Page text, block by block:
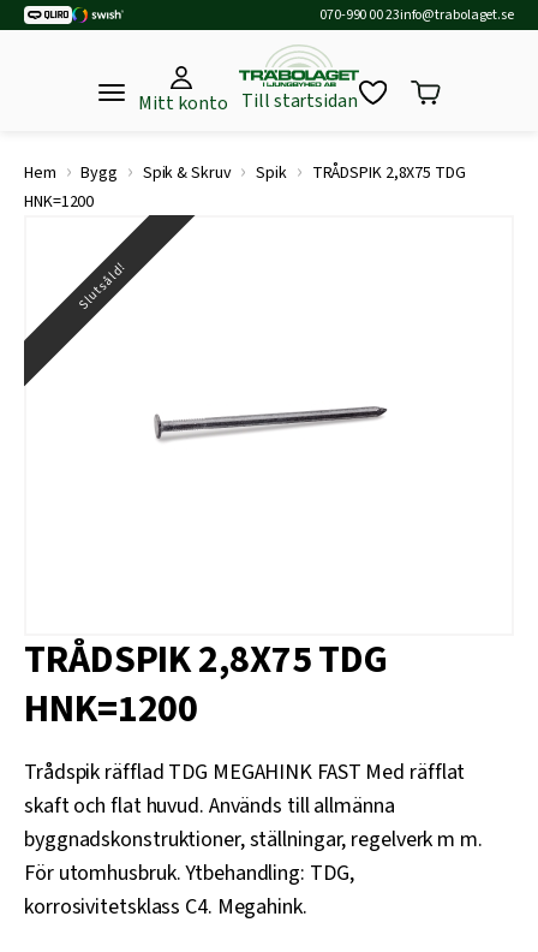
070-990 00 23info@trabolaget.se
Mitt konto Till startsidan
Hem › Bygg › Spik & Skruv › Spik › TRÅDSPIK 2,8X75 TDG
HNK=1200
Slutsåld!
TRÅDSPIK 2,8X75 TDG
HNK=1200
Trådspik räfflad TDG MEGAHINK FAST Med räfflat
skaft och flat huvud. Används till allmänna
byggnadskonstruktioner, ställningar, regelverk m m.
För utomhusbruk. Ytbehandling: TDG,
korrosivitetsklass C4. Megahink.